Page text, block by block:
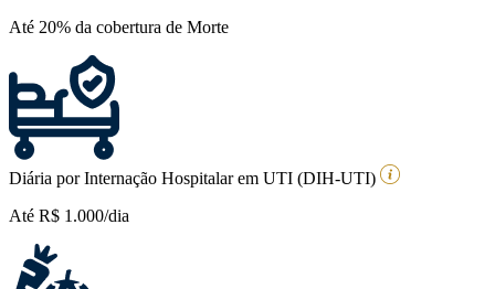
Até 20% da cobertura de Morte
Diária por Internação Hospitalar em UTI (DIH-UTI)
Até R$ 1.000/dia